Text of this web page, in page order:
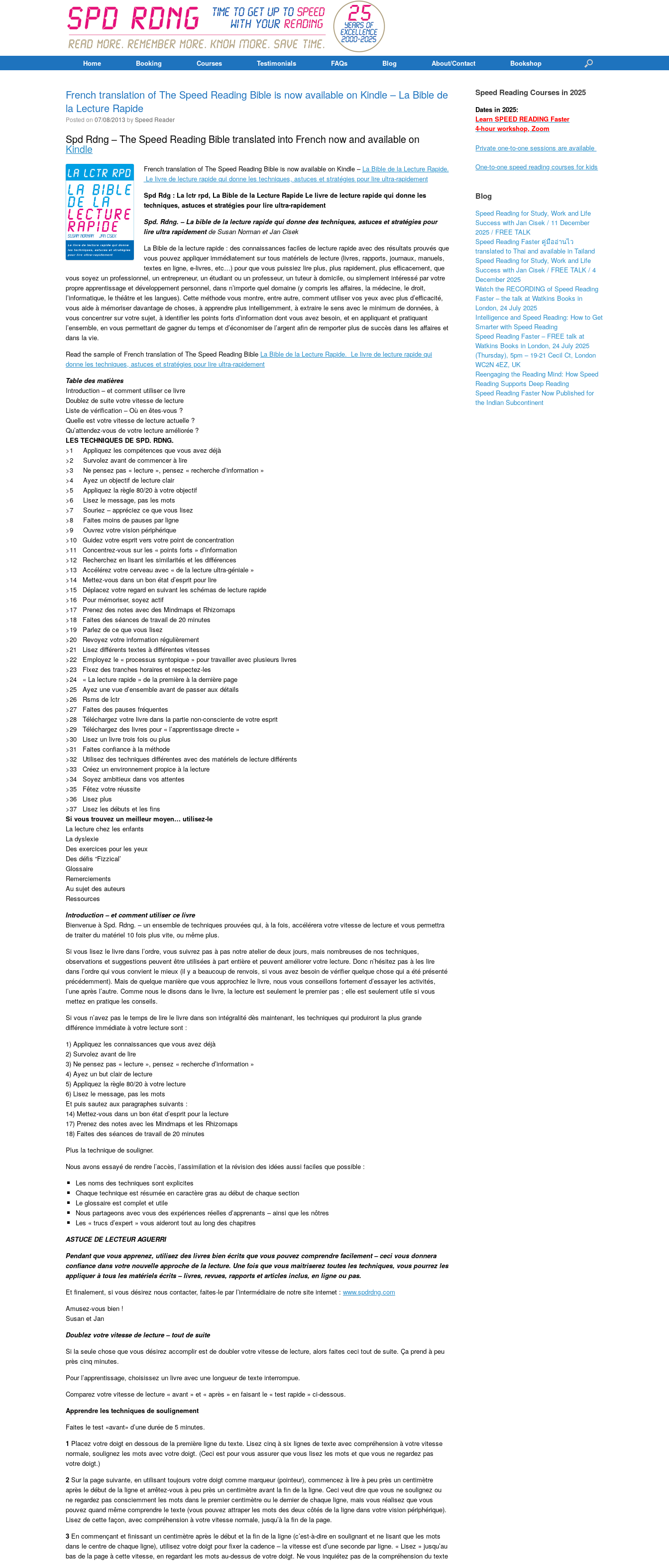
Home Booking Courses Testimonials FAQs Blog About/Contact Bookshop
French translation of The Speed Reading Bible is now available on Kindle – La Bible de
la Lecture Rapide
Posted on 07/08/2013 bySpeed Reader
Spd Rdng – The Speed Reading Bible translated into French now and available on
Kindle
French translation of The Speed Reading Bible is now available on Kindle – La Bible de la Lecture Rapide.
Le livre de lecture rapide qui donne les techniques, astuces et stratégies pour lire ultra-rapidement
Spd Rdg : La lctr rpd, La Bible de la Lecture Rapide Le livre de lecture rapide qui donne les
techniques, astuces et stratégies pour lire ultra-rapidement
Spd. Rdng. – La bible de la lecture rapide qui donne des techniques, astuces et stratégies pour
lire ultra rapidementde Susan Norman et Jan Cisek
La Bible de la lecture rapide : des connaissances faciles de lecture rapide avec des résultats prouvés que
vous pouvez appliquer immédiatement sur tous matériels de lecture (livres, rapports, journaux, manuels,
textes en ligne, e-livres, etc…) pour que vous puissiez lire plus, plus rapidement, plus efficacement, que
vous soyez un professionnel, un entrepreneur, un étudiant ou un professeur, un tuteur à domicile, ou simplement intéressé par votre
propre apprentissage et développement personnel, dans n’importe quel domaine (y compris les affaires, la médecine, le droit,
l’informatique, le théâtre et les langues). Cette méthode vous montre, entre autre, comment utiliser vos yeux avec plus d’efficacité,
vous aide à mémoriser davantage de choses, à apprendre plus intelligemment, à extraire le sens avec le minimum de données, à
vous concentrer sur votre sujet, à identifier les points forts d’information dont vous avez besoin, et en appliquant et pratiquant
l’ensemble, en vous permettant de gagner du temps et d’économiser de l’argent afin de remporter plus de succès dans les affaires et
dans la vie.
Read the sample of French translation of The Speed Reading Bible La Bible de la Lecture Rapide. Le livre de lecture rapide qui
donne les techniques, astuces et stratégies pour lire ultra-rapidement
Table des matières
Introduction – et comment utiliser ce livre
Doublez de suite votre vitesse de lecture
Liste de vérification – Où en êtes-vous ?
Quelle est votre vitesse de lecture actuelle ?
Qu’attendez-vous de votre lecture améliorée ?
LES TECHNIQUES DE SPD. RDNG.
>1 Appliquez les compétences que vous avez déjà
>2 Survolez avant de commencer à lire
>3 Ne pensez pas « lecture », pensez « recherche d’information »
>4 Ayez un objectif de lecture clair
>5 Appliquez la règle 80/20 à votre objectif
>6 Lisez le message, pas les mots
>7 Souriez – appréciez ce que vous lisez
>8 Faites moins de pauses par ligne
>9 Ouvrez votre vision périphérique
>10 Guidez votre esprit vers votre point de concentration
>11 Concentrez-vous sur les « points forts » d’information
>12 Recherchez en lisant les similarités et les différences
>13 Accélérez votre cerveau avec « de la lecture ultra-géniale »
>14 Mettez-vous dans un bon état d’esprit pour lire
>15 Déplacez votre regard en suivant les schémas de lecture rapide
>16 Pour mémoriser, soyez actif
>17 Prenez des notes avec des Mindmaps et Rhizomaps
>18 Faites des séances de travail de 20 minutes
>19 Parlez de ce que vous lisez
>20 Revoyez votre information régulièrement
>21 Lisez différents textes à différentes vitesses
>22 Employez le « processus syntopique » pour travailler avec plusieurs livres
>23 Fixez des tranches horaires et respectez-les
>24 « La lecture rapide » de la première à la dernière page
>25 Ayez une vue d’ensemble avant de passer aux détails
>26 Rsms de lctr
>27 Faites des pauses fréquentes
>28 Téléchargez votre livre dans la partie non-consciente de votre esprit
>29 Téléchargez des livres pour « l’apprentissage directe »
>30 Lisez un livre trois fois ou plus
>31 Faites confiance à la méthode
>32 Utilisez des techniques différentes avec des matériels de lecture différents
>33 Créez un environnement propice à la lecture
>34 Soyez ambitieux dans vos attentes
>35 Fêtez votre réussite
>36 Lisez plus
>37 Lisez les débuts et les fins
Si vous trouvez un meilleur moyen… utilisez-le
La lecture chez les enfants
La dyslexie
Des exercices pour les yeux
Des défis “Fizzical’
Glossaire
Remerciements
Au sujet des auteurs
Ressources
Introduction – et comment utiliser ce livre
Bienvenue à Spd. Rdng. – un ensemble de techniques prouvées qui, à la fois, accélérera votre vitesse de lecture et vous permettra
de traiter du matériel 10 fois plus vite, ou même plus.
Si vous lisez le livre dans l’ordre, vous suivrez pas à pas notre atelier de deux jours, mais nombreuses de nos techniques,
observations et suggestions peuvent être utilisées à part entière et peuvent améliorer votre lecture. Donc n’hésitez pas à les lire
dans l’ordre qui vous convient le mieux (il y a beaucoup de renvois, si vous avez besoin de vérifier quelque chose qui a été présenté
précédemment). Mais de quelque manière que vous approchiez le livre, nous vous conseillons fortement d’essayer les activités,
l’une après l’autre. Comme nous le disons dans le livre, la lecture est seulement le premier pas ; elle est seulement utile si vous
mettez en pratique les conseils.
Si vous n’avez pas le temps de lire le livre dans son intégralité dès maintenant, les techniques qui produiront la plus grande
différence immédiate à votre lecture sont :
1) Appliquez les connaissances que vous avez déjà
2) Survolez avant de lire
3) Ne pensez pas « lecture », pensez « recherche d’information »
4) Ayez un but clair de lecture
5) Appliquez la règle 80/20 à votre lecture
6) Lisez le message, pas les mots
Et puis sautez aux paragraphes suivants :
14) Mettez-vous dans un bon état d’esprit pour la lecture
17) Prenez des notes avec les Mindmaps et les Rhizomaps
18) Faites des séances de travail de 20 minutes
Plus la technique de souligner.
Nous avons essayé de rendre l’accès, l’assimilation et la révision des idées aussi faciles que possible :
Les noms des techniques sont explicites
Chaque technique est résumée en caractère gras au début de chaque section
Le glossaire est complet et utile
Nous partageons avec vous des expériences réelles d’apprenants – ainsi que les nôtres
Les « trucs d’expert » vous aideront tout au long des chapitres
ASTUCE DE LECTEUR AGUERRI
Pendant que vous apprenez, utilisez des livres bien écrits que vous pouvez comprendre facilement – ceci vous donnera
confiance dans votre nouvelle approche de la lecture. Une fois que vous maitriserez toutes les techniques, vous pourrez les
appliquer à tous les matériels écrits – livres, revues, rapports et articles inclus, en ligne ou pas.
Et finalement, si vous désirez nous contacter, faites-le par l’intermédiaire de notre site internet : www.spdrdng.com
Amusez-vous bien !
Susan et Jan
Doublez votre vitesse de lecture – tout de suite
Si la seule chose que vous désirez accomplir est de doubler votre vitesse de lecture, alors faites ceci tout de suite. Ça prend à peu
près cinq minutes.
Pour l’apprentissage, choisissez un livre avec une longueur de texte interrompue.
Comparez votre vitesse de lecture « avant » et « après » en faisant le « test rapide » ci-dessous.
Apprendre les techniques de soulignement
Faites le test «avant» d’une durée de 5 minutes.
1 Placez votre doigt en dessous de la première ligne du texte. Lisez cinq à six lignes de texte avec compréhension à votre vitesse
normale, soulignez les mots avec votre doigt. (Ceci est pour vous assurer que vous lisez les mots et que vous ne regardez pas
votre doigt.)
2 Sur la page suivante, en utilisant toujours votre doigt comme marqueur (pointeur), commencez à lire à peu près un centimètre
après le début de la ligne et arrêtez-vous à peu près un centimètre avant la fin de la ligne. Ceci veut dire que vous ne soulignez ou
ne regardez pas consciemment les mots dans le premier centimètre ou le dernier de chaque ligne, mais vous réalisez que vous
pouvez quand même comprendre le texte (vous pouvez attraper les mots des deux côtés de la ligne dans votre vision périphérique).
Lisez de cette façon, avec compréhension à votre vitesse normale, jusqu’à la fin de la page.
3 En commençant et finissant un centimètre après le début et la fin de la ligne (c’est-à-dire en soulignant et ne lisant que les mots
dans le centre de chaque ligne), utilisez votre doigt pour fixer la cadence – la vitesse est d’une seconde par ligne. « Lisez » jusqu’au
bas de la page à cette vitesse, en regardant les mots au-dessus de votre doigt. Ne vous inquiétez pas de la compréhension du texte
Speed Reading Courses in 2025
Dates in 2025:
Learn SPEED READING Faster
4-hour workshop, Zoom
Private one-to-one sessions are available
One-to-one speed reading courses for kids
Blog
Speed Reading for Study, Work and Life
Success with Jan Cisek / 11 December
2025 / FREE TALK
Speed Reading Faster คู่มืออ่านไว
translated to Thai and available in Tailand
Speed Reading for Study, Work and Life
Success with Jan Cisek / FREE TALK / 4
December 2025
Watch the RECORDING of Speed Reading
Faster – the talk at Watkins Books in
London, 24 July 2025
Intelligence and Speed Reading: How to Get
Smarter with Speed Reading
Speed Reading Faster – FREE talk at
Watkins Books in London, 24 July 2025
(Thursday), 5pm – 19-21 Cecil Ct, London
WC2N 4EZ, UK
Reengaging the Reading Mind: How Speed
Reading Supports Deep Reading
Speed Reading Faster Now Published for
the Indian Subcontinent